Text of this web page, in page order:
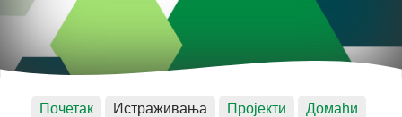
Почетак Истраживања Пројекти Домаћи